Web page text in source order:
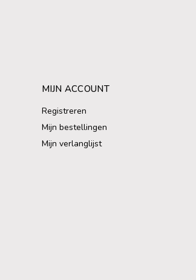
MIJN ACCOUNT
Registreren
Mijn bestellingen
Mijn verlanglijst